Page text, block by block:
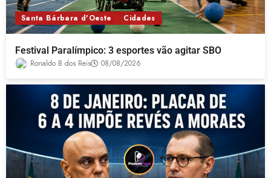
Santa Bárbara d'Oeste Cidades
Festival Paralímpico: 3 esportes vão agitar SBO
Ronaldo B dos Reis 08/08/2026